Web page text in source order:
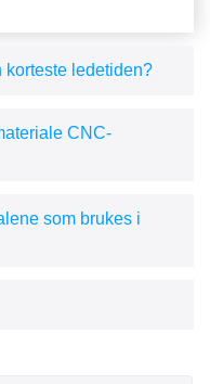
korteste ledetiden?
CNC-
som brukes i